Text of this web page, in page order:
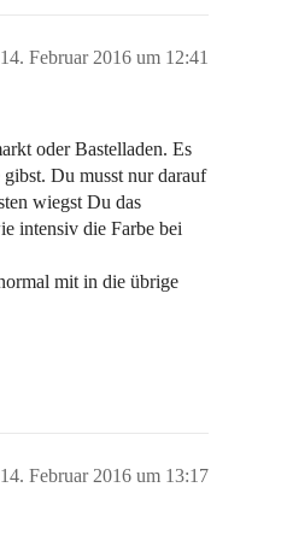
14. Februar 2016 um 12:41
oder Bastelladen. Es
Du musst nur darauf
wiegst Du das
intensiv die Farbe bei
mit in die übrige
14. Februar 2016 um 13:17